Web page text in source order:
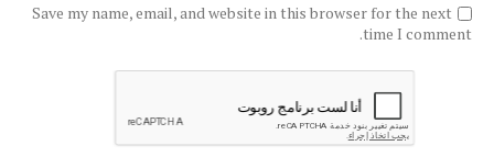
Save my name, email, and website in this browser for the next
time I comment.